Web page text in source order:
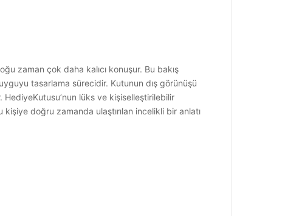
zaman çok daha kalıcı konuşur. Bu bakış
tasarlama sürecidir. Kutunun dış görünüşü
HediyeKutusu’nun lüks ve kişiselleştirilebilir
doğru zamanda ulaştırılan incelikli bir anlatı